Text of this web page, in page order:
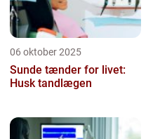
06 oktober 2025
Sunde tænder for livet:
Husk tandlægen